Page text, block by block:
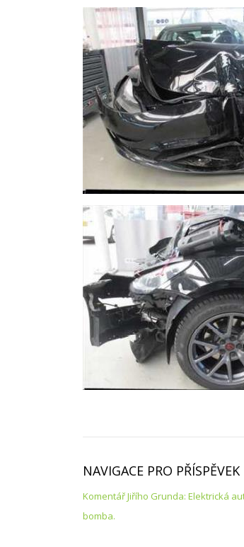
NAVIGACE PRO PŘÍSPĚVEK
Komentář Jiřího Grunda: Elektrická
bomba.